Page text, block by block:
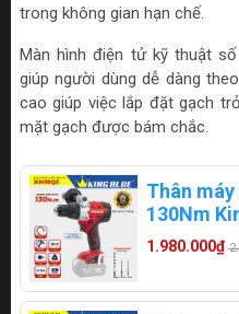
trong không gian hạn chế.
Màn hình điện tử kỹ thuật
giúp người dùng dễ dàng
cao giúp việc lắp đặt gạch
mặt gạch được bám chắc.
Thân
130Nm
chuyên
1.980.000₫